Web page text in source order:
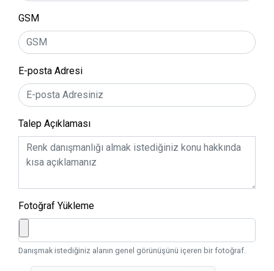
GSM
E-posta Adresi
Talep Açıklaması
Fotoğraf Yükleme
Danışmak istediğiniz alanın genel görünüşünü içeren bir fotoğraf.